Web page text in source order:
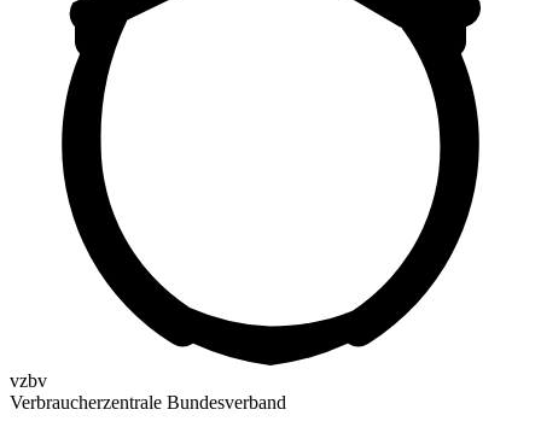
vzbv
Verbraucherzentrale Bundesverband